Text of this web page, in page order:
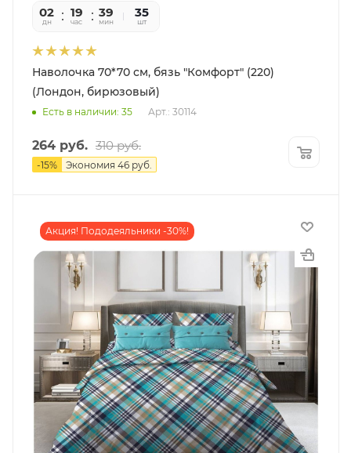
02
дн
19
час
39
мин
56
сек
35
шт
Наволочка 70*70 см, бязь "Комфорт" (220)
(Лондон, бирюзовый)
Есть в наличии: 35 Арт.: 30114
264 руб. 310руб.
-15% Экономия 46 руб.
Акция! Пододеяльники -30%!